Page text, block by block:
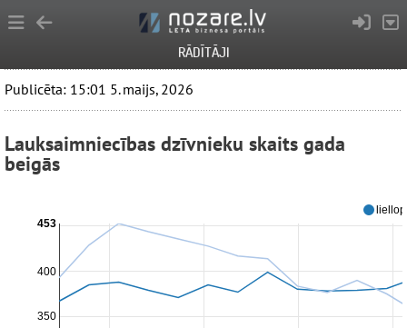
RĀDĪTĀJI
Publicēta: 15:01 5. maijs, 2026
Lauksaimniecības dzīvnieku skaits gada
beigās